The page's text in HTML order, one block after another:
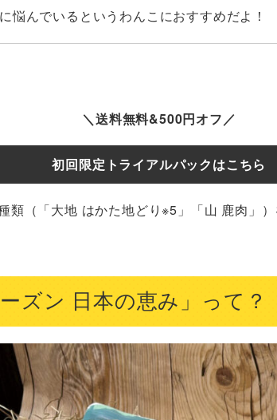
悩んでいるというわんこにおすすめだよ！
＼送料無料&500円オフ／
初回限定トライアルパックはこちら
類（「大地 はかた地どり※5」「山 鹿肉」）
ズン 日本の恵み」って？